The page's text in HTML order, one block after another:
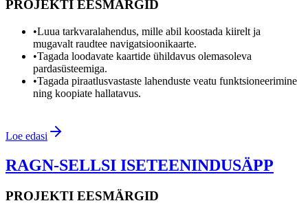
PROJEKTI EESMÄRGID
•Luua tarkvaralahendus, mille abil koostada kiirelt ja
mugavalt raudtee navigatsioonikaarte.
•Tagada loodavate kaartide ühildavus olemasoleva
pardasüsteemiga.
•Tagada piraatlusvastaste lahenduste veatu funktsioneerimine
ning koopiate hallatavus.
Loe edasi
RAGN-SELLSI ISETEENINDUSÄPP
PROJEKTI EESMÄRGID